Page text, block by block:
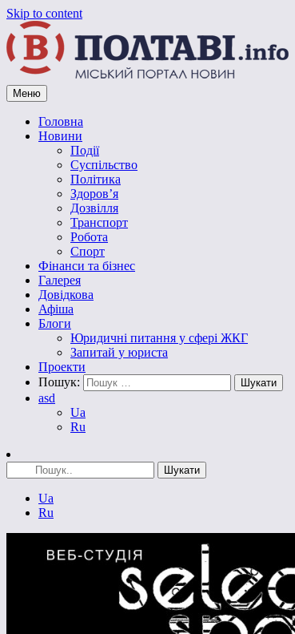
Skip to content
Vpoltave.info
Полтавський портал новин
Меню
Головна
Новини
Події
Суспільство
Політика
Здоров’я
Дозвілля
Транспорт
Робота
Спорт
Фінанси та бізнес
Галерея
Довідкова
Афіша
Блоги
Юридичні питання у сфері ЖКГ
Запитай у юриста
Проекти
Пошук:
asd
Ua
Ru
Ua
Ru